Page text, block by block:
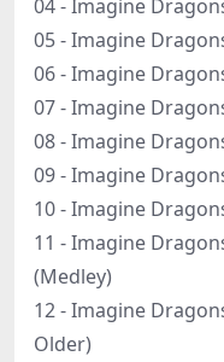
04 - Imagine
05 - Imagine
06 - Imagine
07 - Imagine
08 - Imagine
09 - Imagine
10 - Imagine
11 - Imagine
(Medley)
12 - Imagine
Older)